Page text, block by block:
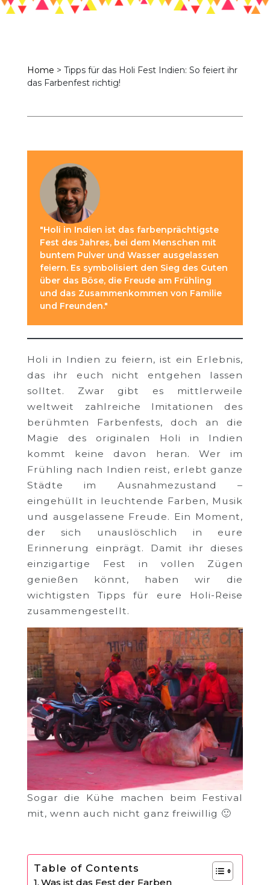
Home > Tipps für das Holi Fest Indien: So feiert ihr
das Farbenfest richtig!
"Holi in Indien ist das farbenprächtigste
Fest des Jahres, bei dem Menschen mit
buntem Pulver und Wasser ausgelassen
feiern. Es symbolisiert den Sieg des Guten
über das Böse, die Freude am Frühling
und das Zusammenkommen von Familie
und Freunden."
Holi in Indien zu feiern, ist ein Erlebnis,
das ihr euch nicht entgehen lassen
solltet. Zwar gibt es mittlerweile
weltweit zahlreiche Imitationen des
berühmten Farbenfests, doch an die
Magie des originalen Holi in Indien
kommt keine davon heran. Wer im
Frühling nach Indien reist, erlebt ganze
Städte im Ausnahmezustand –
eingehüllt in leuchtende Farben, Musik
und ausgelassene Freude. Ein Moment,
der sich unauslöschlich in eure
Erinnerung einprägt. Damit ihr dieses
einzigartige Fest in vollen Zügen
genießen könnt, haben wir die
wichtigsten Tipps für eure Holi-Reise
zusammengestellt.
Sogar die Kühe machen beim Festival
mit, wenn auch nicht ganz freiwillig 🙂
Table of Contents
Was ist das Fest der Farben